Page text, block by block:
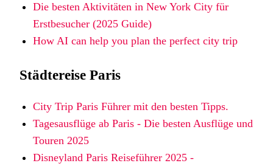
Die besten Aktivitäten in New York City für
Erstbesucher (2025 Guide)
How AI can help you plan the perfect city trip
Städtereise Paris
City Trip Paris Führer mit den besten Tipps.
Tagesausflüge ab Paris - Die besten Ausflüge und
Touren 2025
Disneyland Paris Reiseführer 2025 -